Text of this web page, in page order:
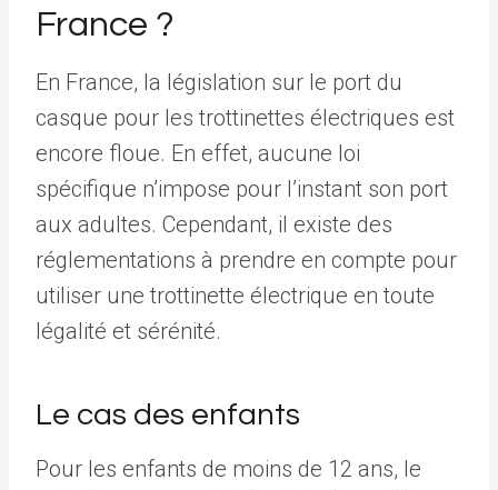
France ?
En France, la législation sur le port du
casque pour les trottinettes électriques est
encore floue. En effet, aucune loi
spécifique n’impose pour l’instant son port
aux adultes. Cependant, il existe des
réglementations à prendre en compte pour
utiliser une trottinette électrique en toute
légalité et sérénité.
Le cas des enfants
Pour les enfants de moins de 12 ans, le